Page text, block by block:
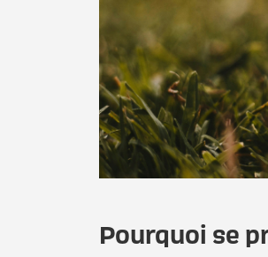
Pourquoi se